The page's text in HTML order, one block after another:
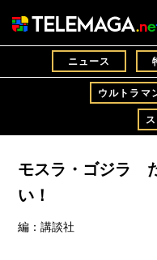
ニュース
ウルトラマ
モスラ・ゴジラ
い！
編：講談社